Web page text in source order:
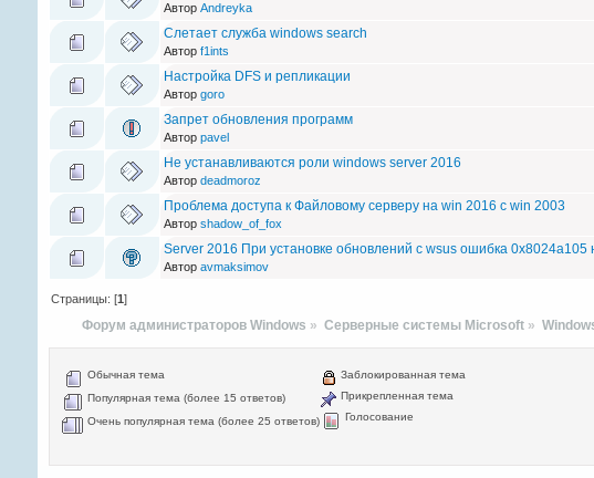
Автор Andreyka
Слетает служба windows search
Автор f1ints
Настройка DFS и репликации
Автор goro
Запрет обновления программ
Автор pavel
Не устанавливаются роли windows server 2016
Автор deadmoroz
Проблема доступа к Файловому серверу на win 2016 с win 2003
Автор shadow_of_fox
Server 2016 При установке обновлений с wsus ошибка 0x8024a105
Автор avmaksimov
Страницы: [1 ]
Форум администраторов Windows » Серверные системы Microsoft»
Обычная тема
Популярная тема (более 15 ответов)
Очень популярная тема (более 25 ответов)
Заблокированная тема
Прикрепленная тема
Голосование